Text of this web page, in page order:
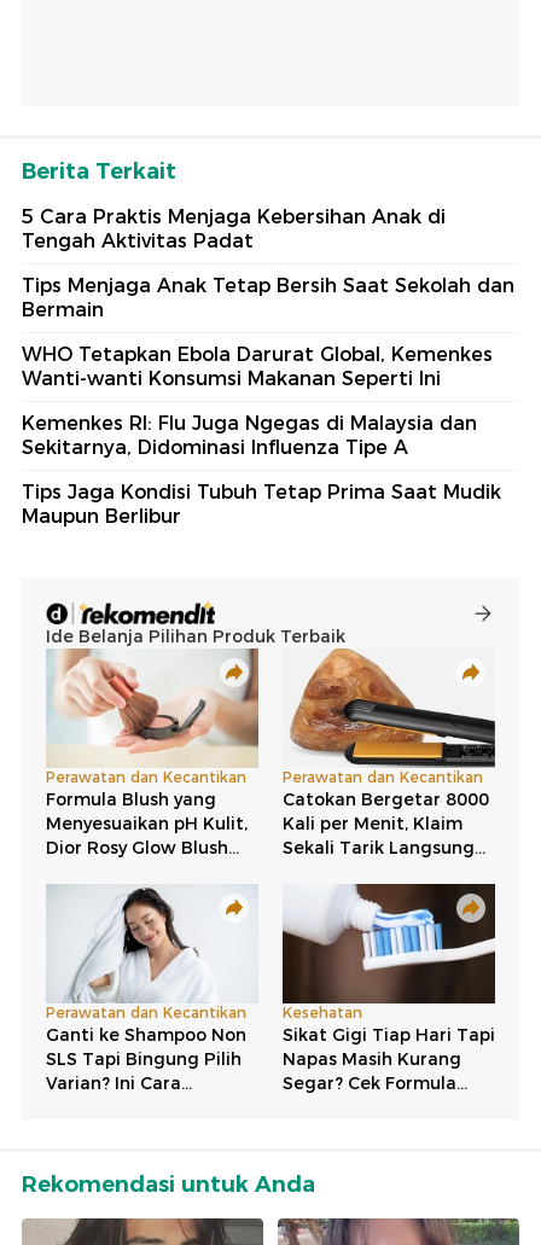
Berita Terkait
5 Cara Praktis Menjaga Kebersihan Anak di
Tengah Aktivitas Padat
Tips Menjaga Anak Tetap Bersih Saat Sekolah dan
Bermain
WHO Tetapkan Ebola Darurat Global, Kemenkes
Wanti-wanti Konsumsi Makanan Seperti Ini
Kemenkes RI: Flu Juga Ngegas di Malaysia dan
Sekitarnya, Didominasi Influenza Tipe A
Tips Jaga Kondisi Tubuh Tetap Prima Saat Mudik
Maupun Berlibur
Rekomendasi untuk Anda